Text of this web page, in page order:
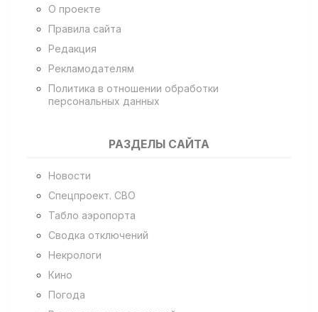
О проекте
Правила сайта
Редакция
Рекламодателям
Политика в отношении обработки
персональных данных
РАЗДЕЛЫ САЙТА
Новости
Спецпроект. СВО
Табло аэропорта
Сводка отключений
Некрологи
Кино
Погода